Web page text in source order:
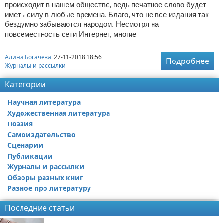
происходит в нашем обществе, ведь печатное слово будет
иметь силу в любые времена. Благо, что не все издания так
бездумно забываются народом. Несмотря на
повсеместность сети Интернет, многие
Алина Богачева 27-11-2018 18:56
Журналы и рассылки
Подробнее
Категории
Научная литература
Художественная литература
Поэзия
Самоиздательство
Сценарии
Публикации
Журналы и рассылки
Обзоры разных книг
Разное про литературу
Последние статьи